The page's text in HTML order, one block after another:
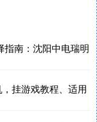
指南：沈阳中电瑞明
挂游戏教程、适用